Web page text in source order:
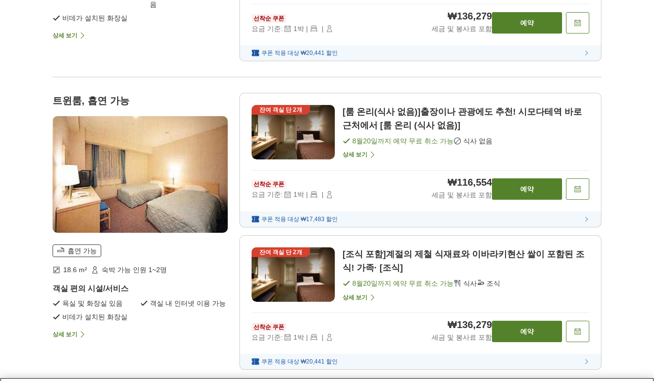
음
비데가 설치된 화장실
상세 보기
선착순 쿠폰
요금 기준: 1박 | |
₩136,279
세금 및 봉사료 포함
예약
쿠폰 적용 대상 ₩20,441 할인
트윈룸, 흡연 가능
흡연 가능
18.6 m² 숙박 가능 인원 1~2명
객실 편의 시설/서비스
욕실 및 화장실 있음
객실 내 인터넷 이용 가능
비데가 설치된 화장실
상세 보기
잔여 객실 단2개
[룸 온리(식사 없음)]출장이나 관광에도 추천! 시모다테역 바로
근처에서 [룸 온리 (식사 없음)]
8월20일까지 예약 무료 취소 가능 식사 없음
상세 보기
선착순 쿠폰
요금 기준: 1박 | |
₩116,554
세금 및 봉사료 포함
예약
쿠폰 적용 대상 ₩17,483 할인
잔여 객실 단2개
[조식 포함]계절의 제철 식재료와 이바라키현산 쌀이 포함된 조
식! 가족· [조식]
8월20일까지 예약 무료 취소 가능 식사 조식
상세 보기
선착순 쿠폰
요금 기준: 1 박 | |
₩136,279
세금 및 봉사료 포함
예약
쿠폰 적용 대상 ₩20,441 할인